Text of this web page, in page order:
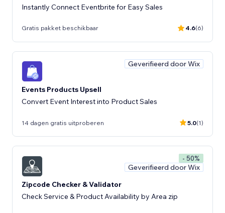
Instantly Connect Eventbrite for Easy Sales
Gratis pakket beschikbaar 4.6(6)
Geverifieerd door Wix
Events Products Upsell
Convert Event Interest into Product Sales
14 dagen gratis uitproberen 5.0(1)
- 50%
Geverifieerd door Wix
Zipcode Checker & Validator
Check Service & Product Availability by Area zip